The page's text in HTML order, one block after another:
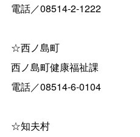
電話／08514-2-1222
☆西ノ島町
西ノ島町健康福祉課
電話／08514-6-0104
☆知夫村